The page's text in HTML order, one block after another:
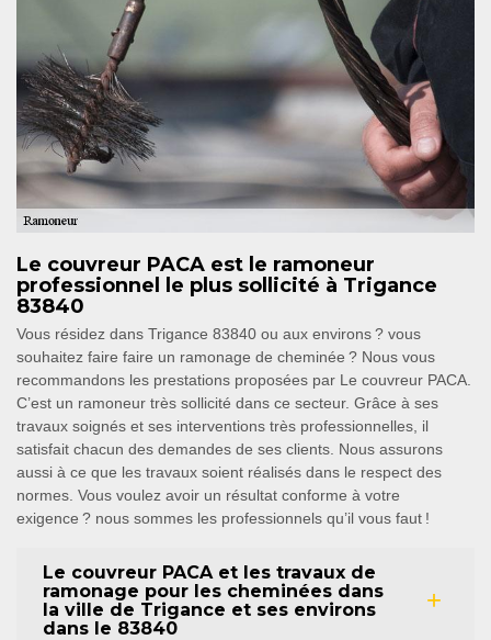
Le couvreur PACA est le ramoneur
professionnel le plus sollicité à Trigance
83840
Vous résidez dans Trigance 83840 ou aux environs ? vous
souhaitez faire faire un ramonage de cheminée ? Nous vous
recommandons les prestations proposées par Le couvreur PACA.
C’est un ramoneur très sollicité dans ce secteur. Grâce à ses
travaux soignés et ses interventions très professionnelles, il
satisfait chacun des demandes de ses clients. Nous assurons
aussi à ce que les travaux soient réalisés dans le respect des
normes. Vous voulez avoir un résultat conforme à votre
exigence ? nous sommes les professionnels qu’il vous faut !
Le couvreur PACA et les travaux de
ramonage pour les cheminées dans
la ville de Trigance et ses environs
dans le 83840